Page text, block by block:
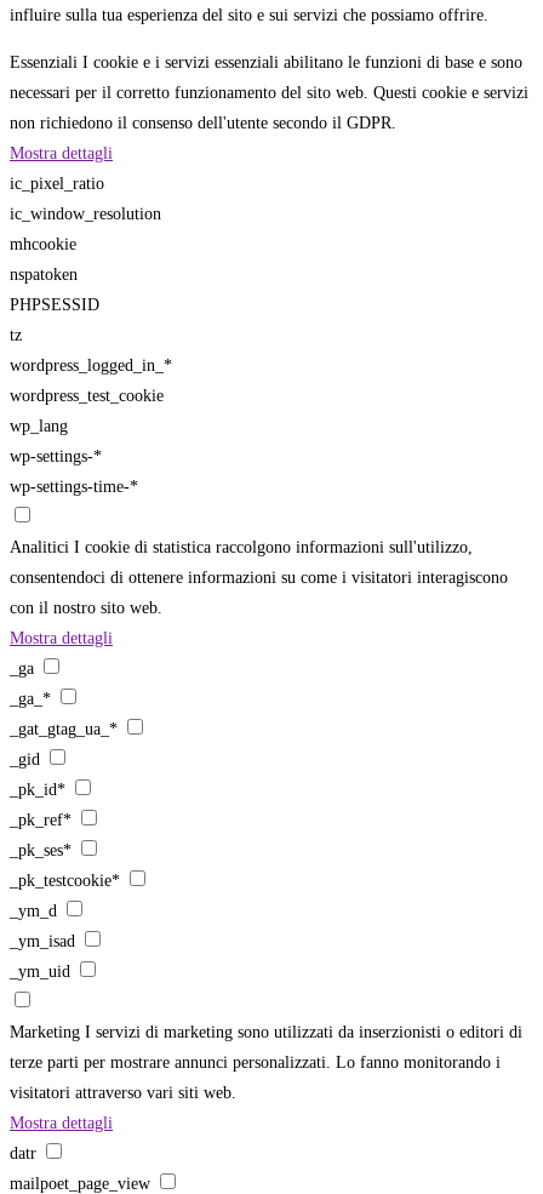
influire sulla tua esperienza del sito e sui servizi che possiamo offrire.
Essenziali I cookie e i servizi essenziali abilitano le funzioni di base e sono
necessari per il corretto funzionamento del sito web. Questi cookie e servizi
non richiedono il consenso dell'utente secondo il GDPR.
Mostra dettagli
ic_pixel_ratio
ic_window_resolution
mhcookie
nspatoken
PHPSESSID
tz
wordpress_logged_in_*
wordpress_test_cookie
wp_lang
wp-settings-*
wp-settings-time-*
Analitici I cookie di statistica raccolgono informazioni sull'utilizzo,
consentendoci di ottenere informazioni su come i visitatori interagiscono
con il nostro sito web.
Mostra dettagli
_ga
_ga_*
_gat_gtag_ua_*
_gid
_pk_id*
_pk_ref*
_pk_ses*
_pk_testcookie*
_ym_d
_ym_isad
_ym_uid
Marketing I servizi di marketing sono utilizzati da inserzionisti o editori di
terze parti per mostrare annunci personalizzati. Lo fanno monitorando i
visitatori attraverso vari siti web.
Mostra dettagli
datr
mailpoet_page_view